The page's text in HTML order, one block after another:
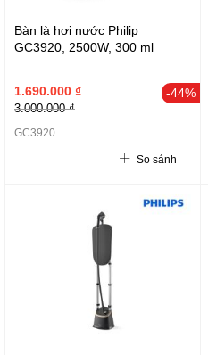
Bàn là hơi nước Philip
GC3920, 2500W, 300 ml
-44%
1.690.000 ₫
3.000.000 ₫
GC3920
So sánh